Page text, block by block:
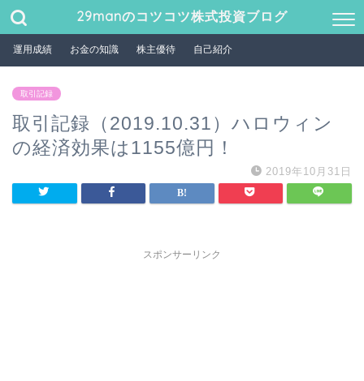
29manのコツコツ株式投資ブログ
運用成績 お金の知識 株主優待 自己紹介
取引記録
取引記録（2019.10.31）ハロウィン
の経済効果は1155億円！
2019年10月31日
スポンサーリンク